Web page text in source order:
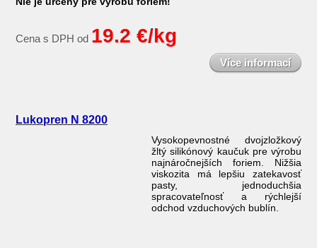
Cena s DPH od 19.2 €/kg
Více informací
Lukopren N 8200
Vysokopevnostné dvojzložkový
žltý silikónový kaučuk pre výrobu
najnáročnejších foriem. Nižšia
viskozita má lepšiu zatekavosť
pasty, jednoduchšia
spracovateľnosť a rýchlejší
odchod vzduchových bublín.